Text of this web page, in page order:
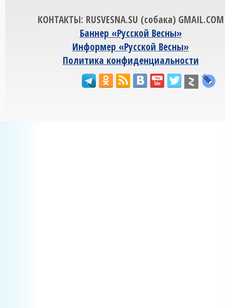
КОНТАКТЫ: RUSVESNA.SU (собака) GMAIL.COM
Баннер «Русской Весны»
Информер «Русской Весны»
Политика конфиденциальности